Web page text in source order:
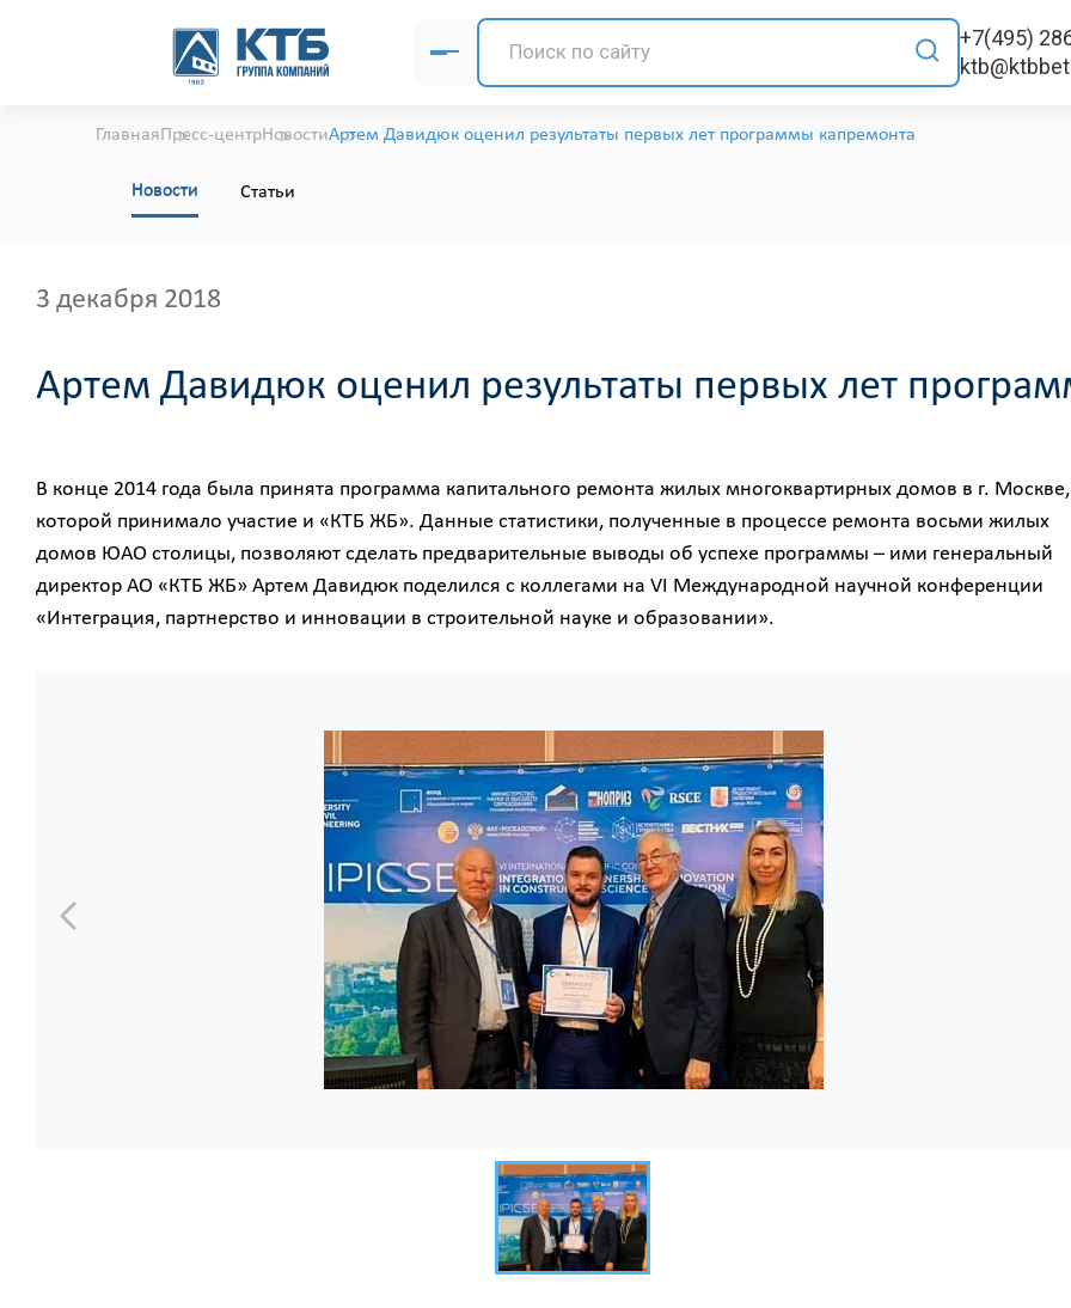
+7(495)
ГлавнаяПресс-центрНовостиАртем Давидюк оценил результаты первых лет программы капремонта
Новости Статьи
3 декабря 2018
Артем Давидюк оценил результаты первых лет
В конце 2014 года была принята программа капитального ремонта жилых многоквартирных домов в г.
которой принимало участие и «КТБ ЖБ». Данные статистики, полученные в процессе ремонта восьми жилых
домов ЮАО столицы, позволяют сделать предварительные выводы об успехе программы – ими генеральный
директор АО «КТБ ЖБ» Артем Давидюк поделился с коллегами на VI Международной научной конференции
«Интеграция, партнерство и инновации в строительной науке и образовании».